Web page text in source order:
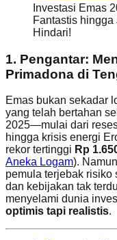
Investasi Emas
Fantastis
Hindari!
1. Pengantar:
Primadona di
Emas bukan sekadar
yang telah bertahan
2025—mulai dari
hingga krisis energi
rekor tertinggi Rp
Aneka Logam).
pemula terjebak risiko
dan kebijakan tak
menyelami dunia
optimis tapi realistis.